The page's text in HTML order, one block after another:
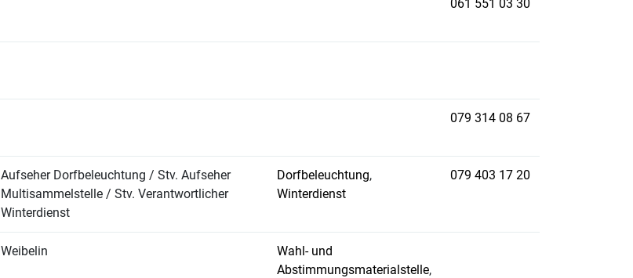
061 551 03 30
079 314 08 67
Aufseher Dorfbeleuchtung / Stv. Aufseher
Multisammelstelle / Stv. Verantwortlicher
Winterdienst
Dorfbeleuchtung,
Winterdienst
079 403 17 20
Weibelin
Wahl- und
Abstimmungsmaterialstelle,